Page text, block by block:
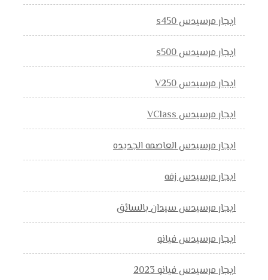
ايجار مرسيدس s450
ايجار مرسيدس s500
ايجار مرسيدس V250
ايجار مرسيدس VClass
ايجار مرسيدس العاصمه الجديده
ايجار مرسيدس زفه
ايجار مرسيدس سيدان بالسائق
ايجار مرسيدس فيانو
ايجار مرسيدس فيانو 2023